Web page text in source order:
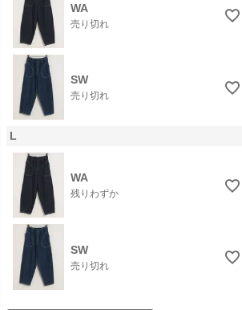
WA
売り切れ
SW
売り切れ
L
WA
残りわずか
SW
売り切れ